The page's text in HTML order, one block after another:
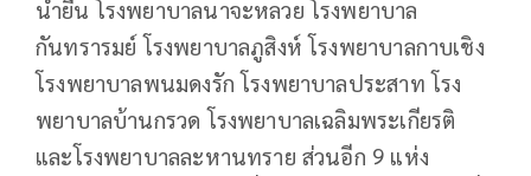
น้ำยืน โรงพยาบาลนาจะหลวย โรงพยาบาล
กันทรารมย์ โรงพยาบาลภูสิงห์ โรงพยาบาลกาบเชิง
โรงพยาบาลพนมดงรัก โรงพยาบาลประสาท โรง
พยาบาลบ้านกรวด โรงพยาบาลเฉลิมพระเกียรติ
และโรงพยาบาลละหานทราย ส่วนอีก 9 แห่ง